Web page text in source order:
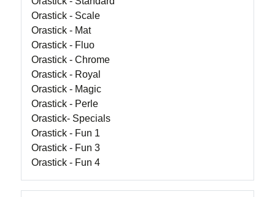
Orastick - Scale
Orastick - Mat
Orastick - Fluo
Orastick - Chrome
Orastick - Royal
Orastick - Magic
Orastick - Perle
Orastick- Specials
Orastick - Fun 1
Orastick - Fun 3
Orastick - Fun 4